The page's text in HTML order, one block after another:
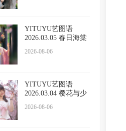
YITUYU艺图语
2026.03.05 春日海棠
2026-08-06
YITUYU艺图语
2026.03.04 樱花与少
2026-08-06